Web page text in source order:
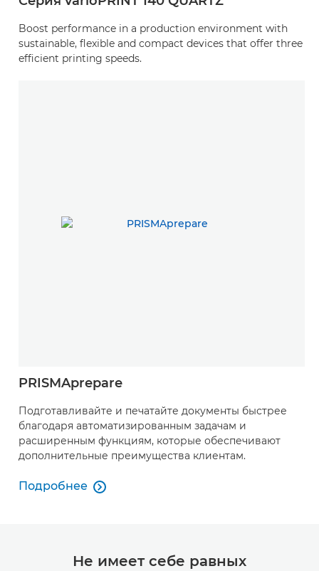
Boost performance in a production environment with
sustainable, flexible and compact devices that offer three
efficient printing speeds.
PRISMAprepare
Подготавливайте и печатайте документы быстрее
благодаря автоматизированным задачам и
расширенным функциям, которые обеспечивают
дополнительные преимущества клиентам.
Подробнее
Подробнее

Не имеет себе равных